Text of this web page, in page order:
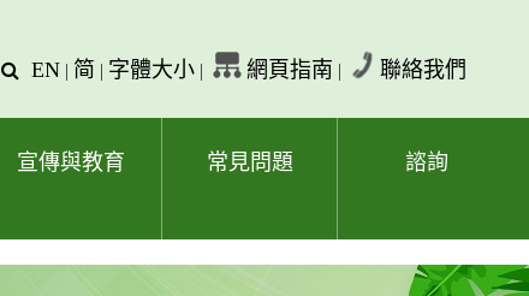
查
字
EN | 简 | 字體大小 | 網頁指南 | 聯絡我們
宣傳與教育 常見問題 諮詢